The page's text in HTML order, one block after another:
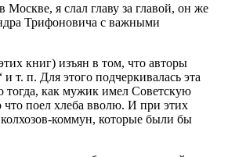
я слал главу за главой, он же
Трифоновича с важными
книг) изъян в том, что авторы
т. п. Для этого подчеркивалась эта
тогда, как мужик имел Советскую
что поел хлеба вволю. И при этих
коммун, которые были бы